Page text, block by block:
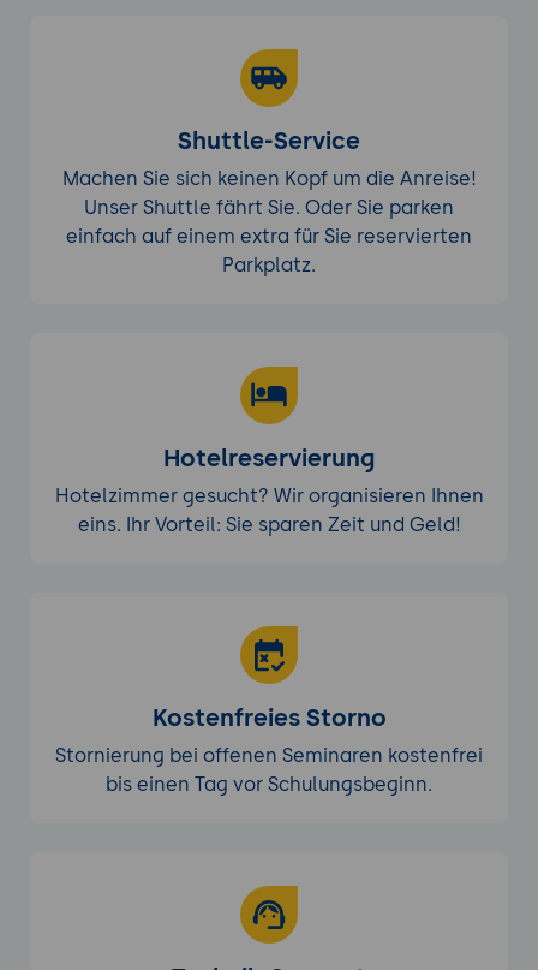
Shuttle-Service
Machen Sie sich keinen Kopf um die Anreise!
Unser Shuttle fährt Sie. Oder Sie parken
einfach auf einem extra für Sie reservierten
Parkplatz.
Hotelreservierung
Hotelzimmer gesucht? Wir organisieren Ihnen
eins. Ihr Vorteil: Sie sparen Zeit und Geld!
Kostenfreies Storno
Stornierung bei offenen Seminaren kostenfrei
bis einen Tag vor Schulungsbeginn.